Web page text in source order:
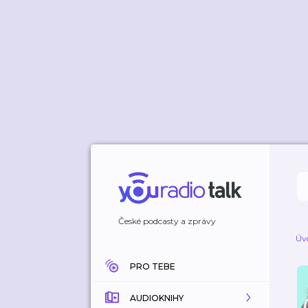
České podcasty a zprávy
PRO TEBE
AUDIOKNIHY